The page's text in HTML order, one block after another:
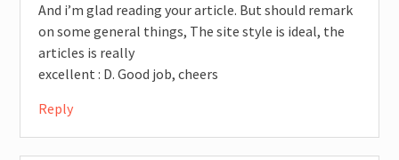
And i’m glad reading your article. But should remark
on some general things, The site style is ideal, the
articles is really
excellent : D. Good job, cheers
Reply